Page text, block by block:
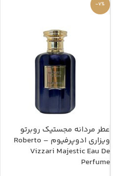
-7%
عطر مردانه مجستیک روبرتو
ویزاری ادوپرفیوم – Roberto
Vizzari Majestic Eau De
Perfume